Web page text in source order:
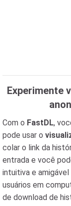
Experimente
Com o FastDL,
pode usar o
colar o link da
entrada e você
intuitiva e
usuários em
de download de